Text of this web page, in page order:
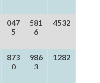
047
5
581
6
4532
873
0
986
3
1282